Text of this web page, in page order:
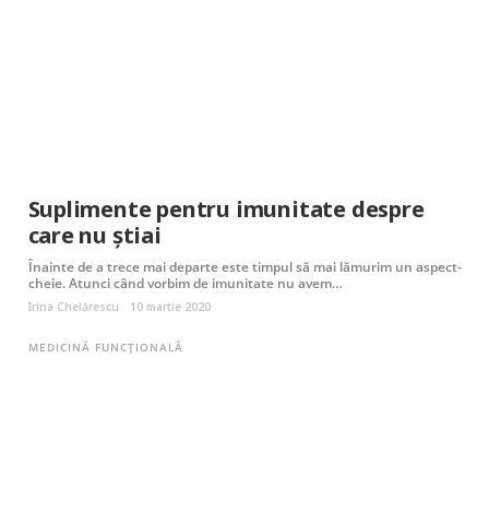
Suplimente pentru imunitate despre
care nu știai
Înainte de a trece mai departe este timpul să mai lămurim un aspect-
cheie. Atunci când vorbim de imunitate nu avem…
Irina Chelărescu 10 martie 2020
MEDICINĂ FUNCȚIONALĂ